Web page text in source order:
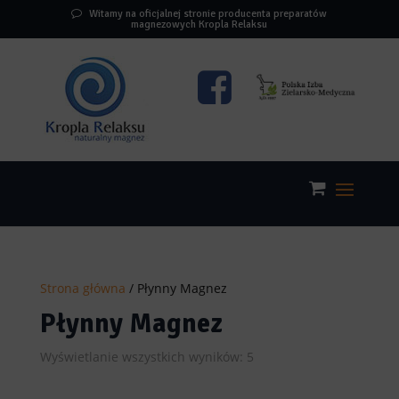
Witamy na oficjalnej stronie producenta preparatów
magnezowych Kropla Relaksu
Strona główna / Płynny Magnez
Płynny Magnez
Wyświetlanie wszystkich wyników: 5Posortowane